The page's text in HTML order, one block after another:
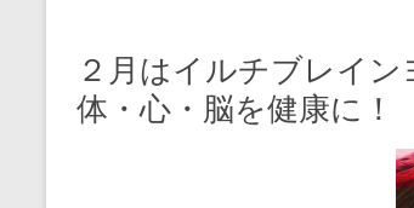
２月はイルチブレイン
体・心・脳を健康に！